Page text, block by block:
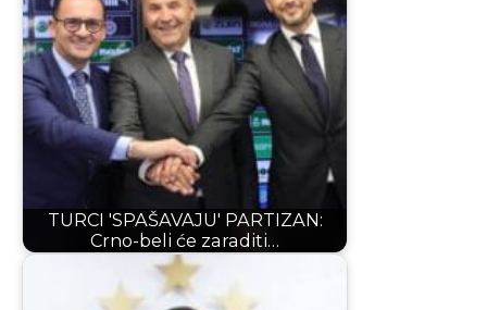
TURCI 'SPAŠAVAJU' PARTIZAN:
Crno-beli će zaraditi…